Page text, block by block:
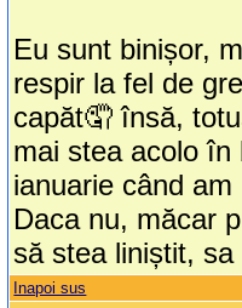
Eu sunt binișor,
respir la fel de
capăt🤦 însă,
mai stea acolo
ianuarie când
Daca nu, măcar
să stea liniștit,
Inapoi sus